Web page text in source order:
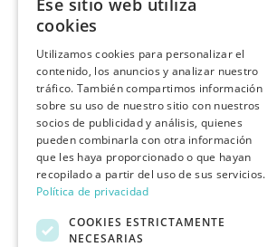
Ese sitio web utiliza
cookies
Utilizamos cookies para personalizar el
contenido, los anuncios y analizar nuestro
tráfico. También compartimos información
sobre su uso de nuestro sitio con nuestros
socios de publicidad y análisis, quienes
pueden combinarla con otra información
que les haya proporcionado o que hayan
recopilado a partir del uso de sus servicios.
Política de privacidad
COOKIES ESTRICTAMENTE
NECESARIAS